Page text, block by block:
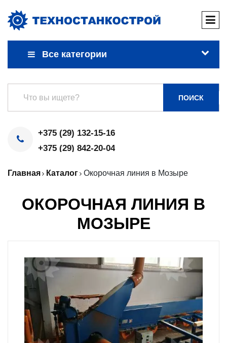
Все категории
ПОИСК
+375 (29) 132-15-16
+375 (29) 842-20-04
Главная Каталог Окорочная линия в Мозыре
ОКОРОЧНАЯ ЛИНИЯ В
МОЗЫРЕ